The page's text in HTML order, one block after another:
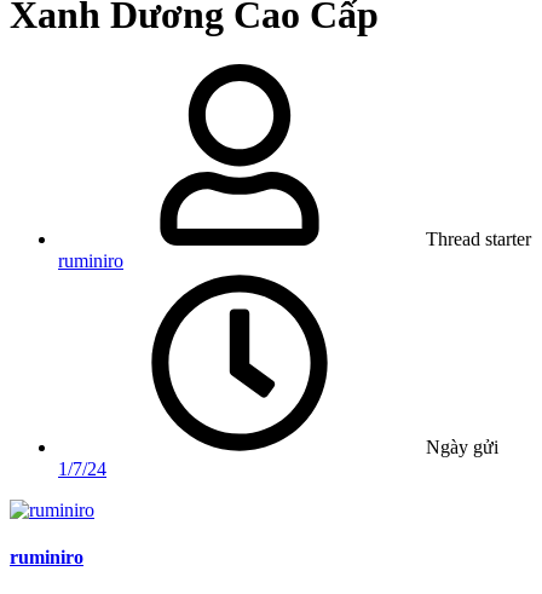
Xanh Dương Cao Cấp
Thread starter
ruminiro
Ngày gửi
1/7/24
ruminiro